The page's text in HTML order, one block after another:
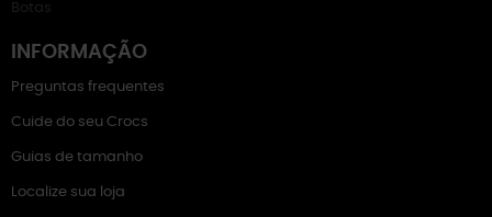
Botas
INFORMAÇÃO
Preguntas frequentes
Cuide do seu Crocs
Guias de tamanho
Localize sua loja